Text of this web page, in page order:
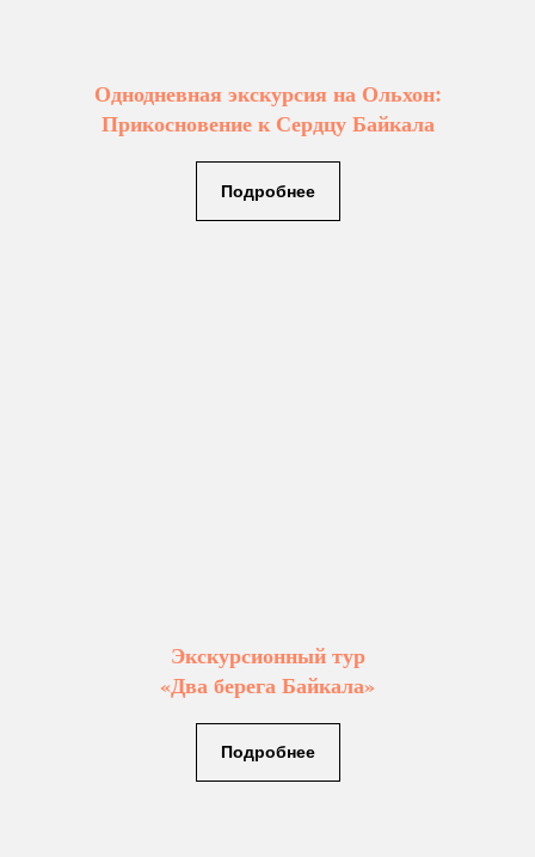
Однодневная экскурсия на Ольхон:
Прикосновение к Сердцу Байкала
Подробнее
Экскурсионный тур
«Два берега Байкала»
Подробнее